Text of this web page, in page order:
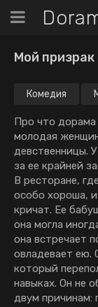
Мой
Комедия
Про что дорама
молодая
девственницы.
за ее крайней
В ресторане,
особо хороша,
кричат. Ее
она могла
она встречает
овладевает ею.
который
навыках. Он не
двум причинам: